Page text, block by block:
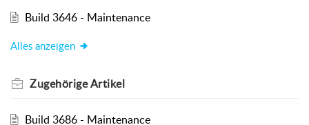
Build 3646 - Maintenance
Alles anzeigen
ZugehörigeArtikel
Build 3686 - Maintenance